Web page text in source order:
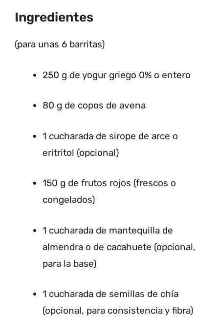
Ingredientes
(para unas 6 barritas)
250 g de yogur griego 0% o entero
80 g de copos de avena
1 cucharada de sirope de arce o
eritritol (opcional)
150 g de frutos rojos (frescos o
congelados)
1 cucharada de mantequilla de
almendra o de cacahuete (opcional,
para la base)
1 cucharada de semillas de chía
(opcional, para consistencia y fibra)